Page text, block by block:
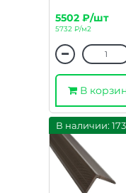
5502 ₽/шт
5732 ₽/м2
В
В наличии: